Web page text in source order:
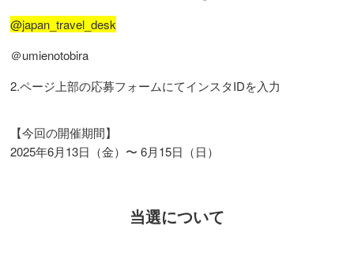
@japan_travel_desk
＠umienotobira
2.ページ上部の応募フォームにてインスタIDを入力
【今回の開催期間】
2025年6月13日（金）〜 6月15日（日）
当選について